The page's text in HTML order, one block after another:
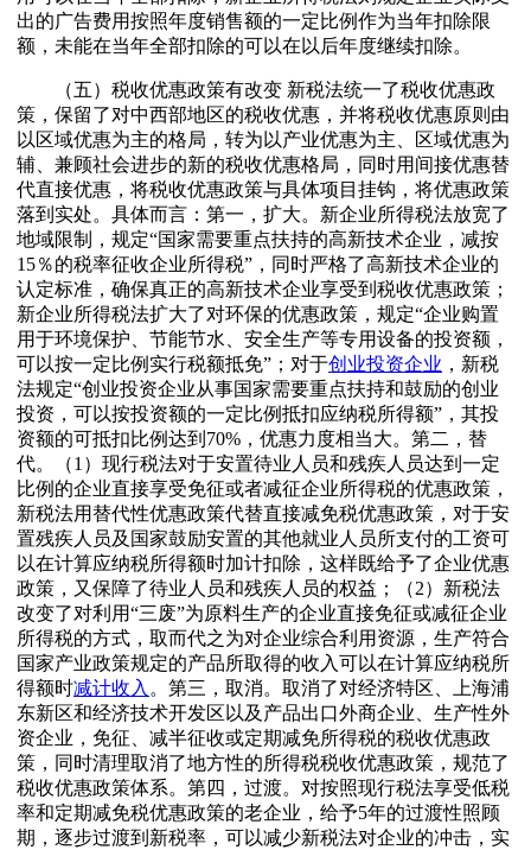
出的广告费用按照年度销售额的一定比例作为当年扣除限
额，未能在当年全部扣除的可以在以后年度继续扣除。
（五）税收优惠政策有改变 新税法统一了税收优惠政
策，保留了对中西部地区的税收优惠，并将税收优惠原则由
以区域优惠为主的格局，转为以产业优惠为主、区域优惠为
辅、兼顾社会进步的新的税收优惠格局，同时用间接优惠替
代直接优惠，将税收优惠政策与具体项目挂钩，将优惠政策
落到实处。具体而言：第一，扩大。新企业所得税法放宽了
地域限制，规定“国家需要重点扶持的高新技术企业，减按
15％的税率征收企业所得税”，同时严格了高新技术企业的
认定标准，确保真正的高新技术企业享受到税收优惠政策；
新企业所得税法扩大了对环保的优惠政策，规定“企业购置
用于环境保护、节能节水、安全生产等专用设备的投资额，
可以按一定比例实行税额抵免”；对于创业投资企业 ，新税
法规定“创业投资企业从事国家需要重点扶持和鼓励的创业
投资，可以按投资额的一定比例抵扣应纳税所得额”，其投
资额的可抵扣比例达到70%，优惠力度相当大。第二，替
代。（1）现行税法对于安置待业人员和残疾人员达到一定
比例的企业直接享受免征或者减征企业所得税的优惠政策，
新税法用替代性优惠政策代替直接减免税优惠政策，对于安
置残疾人员及国家鼓励安置的其他就业人员所支付的工资可
以在计算应纳税所得额时加计扣除，这样既给予了企业优惠
政策，又保障了待业人员和残疾人员的权益；（2）新税法
改变了对利用“三废”为原料生产的企业直接免征或减征企业
所得税的方式，取而代之为对企业综合利用资源，生产符合
国家产业政策规定的产品所取得的收入可以在计算应纳税所
得额时减计收入 。第三，取消。取消了对经济特区、上海浦
东新区和经济技术开发区以及产品出口外商企业、生产性外
资企业，免征、减半征收或定期减免所得税的税收优惠政
策，同时清理取消了地方性的所得税税收优惠政策，规范了
税收优惠政策体系。第四，过渡。对按照现行税法享受低税
率和定期减免税优惠政策的老企业，给予5年的过渡性照顾
期，逐步过渡到新税率，可以减少新税法对企业的冲击，实